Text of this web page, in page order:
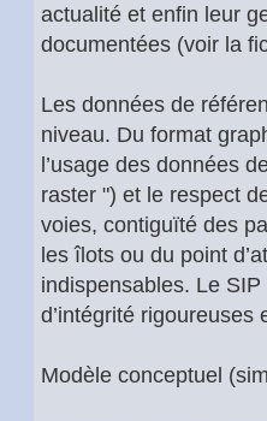
actualité et enfin leur
documentées (voir la
Les données de
niveau. Du format
l’usage des données
raster ") et le respect
voies, contiguïté des
les îlots ou du point
indispensables. Le
d’intégrité rigoureuses
Modèle conceptuel